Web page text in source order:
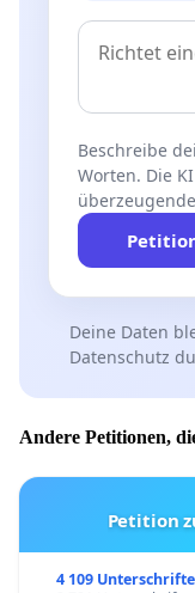
Beschreibe
Worten. Die
Deine Daten
Datenschutz
Andere Petitionen,
Petition
4 109